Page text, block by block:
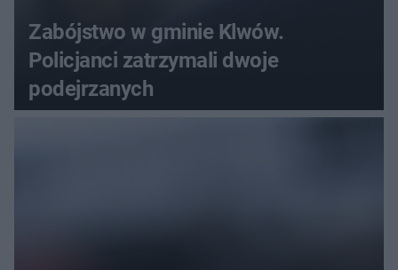
Zabójstwo w gminie Klwów.
Policjanci zatrzymali dwoje
podejrzanych